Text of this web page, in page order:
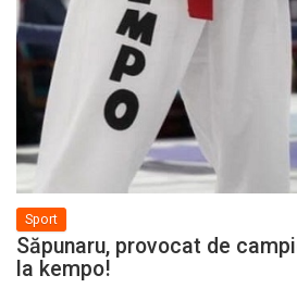
Sport
Săpunaru, provocat de
la kempo!